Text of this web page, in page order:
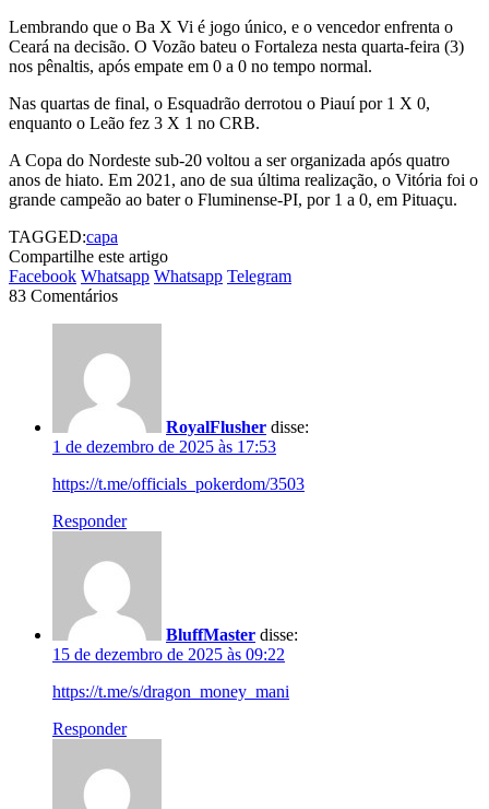
Lembrando que o Ba X Vi é jogo único, e o vencedor enfrenta o
Ceará na decisão. O Vozão bateu o Fortaleza nesta quarta-feira (3)
nos pênaltis, após empate em 0 a 0 no tempo normal.
Nas quartas de final, o Esquadrão derrotou o Piauí por 1 X 0,
enquanto o Leão fez 3 X 1 no CRB.
A Copa do Nordeste sub-20 voltou a ser organizada após quatro
anos de hiato. Em 2021, ano de sua última realização, o Vitória foi o
grande campeão ao bater o Fluminense-PI, por 1 a 0, em Pituaçu.
TAGGED:capa
Compartilhe este artigo
Facebook Whatsapp Whatsapp Telegram
83 Comentários
RoyalFlusher disse:
1 de dezembro de 2025 às 17:53
https://t.me/officials_pokerdom/3503
Responder
BluffMaster disse:
15 de dezembro de 2025 às 09:22
https://t.me/s/dragon_money_mani
Responder